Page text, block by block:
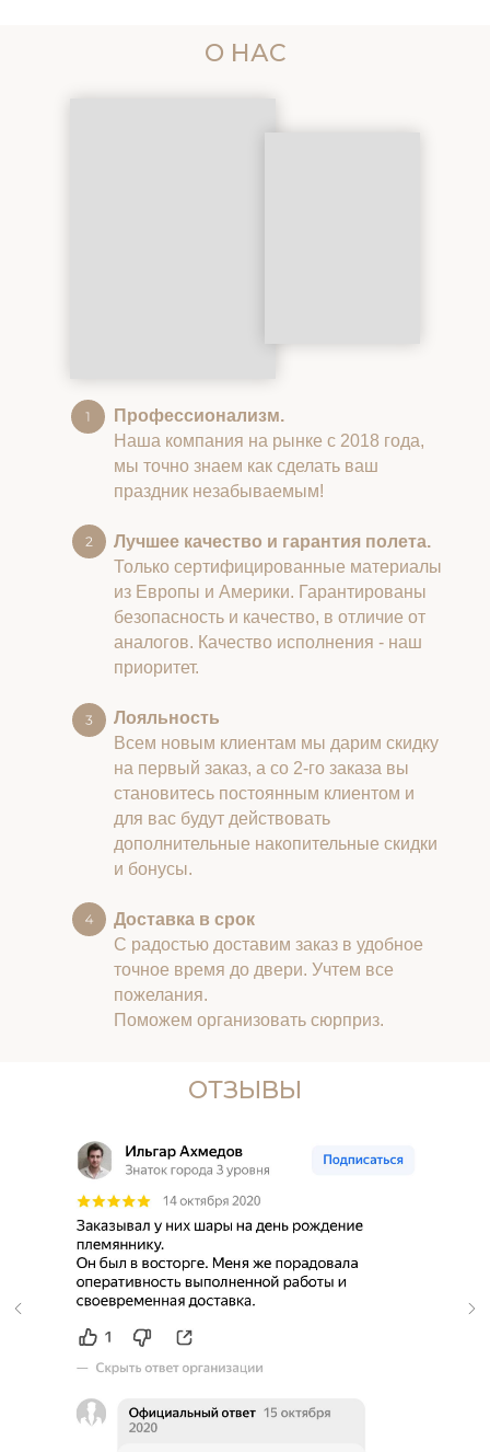
О НАС
Профессионализм.
Наша компания на рынке с 2018 года,
мы точно знаем как сделать ваш
праздник незабываемым!
Лучшее качество и гарантия полета.
Только сертифицированные материалы
из Европы и Америки. Гарантированы
безопасность и качество, в отличие от
аналогов. Качество исполнения - наш
приоритет.
Лояльность
Всем новым клиентам мы дарим скидку
на первый заказ, а со 2-го заказа вы
становитесь постоянным клиентом и
для вас будут действовать
дополнительные накопительные скидки
и бонусы.
Доставка в срок
С радостью доставим заказ в удобное
точное время до двери. Учтем все
пожелания.
Поможем организовать сюрприз.
ОТЗЫВЫ